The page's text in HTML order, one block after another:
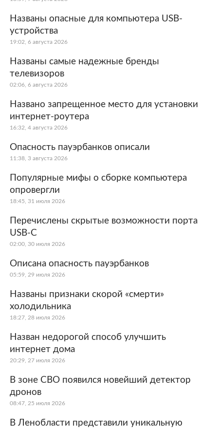
Названы опасные для компьютера USB-
устройства
19:02, 6 августа 2026
Названы самые надежные бренды
телевизоров
02:06, 6 августа 2026
Названо запрещенное место для установки
интернет-роутера
16:32, 4 августа 2026
Опасность пауэрбанков описали
11:38, 3 августа 2026
Популярные мифы о сборке компьютера
опровергли
18:45, 31 июля 2026
Перечислены скрытые возможности порта
USB-C
02:00, 30 июля 2026
Описана опасность пауэрбанков
05:59, 29 июля 2026
Названы признаки скорой «смерти»
холодильника
18:27, 28 июля 2026
Назван недорогой способ улучшить
интернет дома
20:29, 27 июля 2026
В зоне СВО появился новейший детектор
дронов
08:47, 25 июля 2026
В Ленобласти представили уникальную